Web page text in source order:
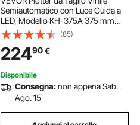
Semiautomatico con Luce Guida a
LED, Modello KH-375A 375 mm
Taglierina per Plotter Vinile
Signmaster per Adesivi per Auto,
Segnali Stradali, Palloncini, Caschi,
ecc.
(85)
22490€
Disponibile
Consegna:non appena Sab.
Ago. 15